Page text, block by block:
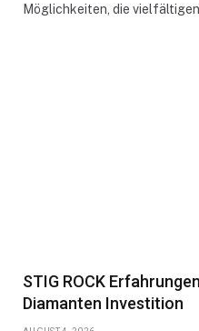
Möglichkeiten, die
STIG ROCK
Diamanten Investition